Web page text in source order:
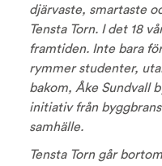
djärvaste, smartaste
Tensta Torn. I det 18
framtiden. Inte bara
rymmer studenter,
bakom, Åke Sundvall
initiativ från
samhälle.
Tensta Torn går